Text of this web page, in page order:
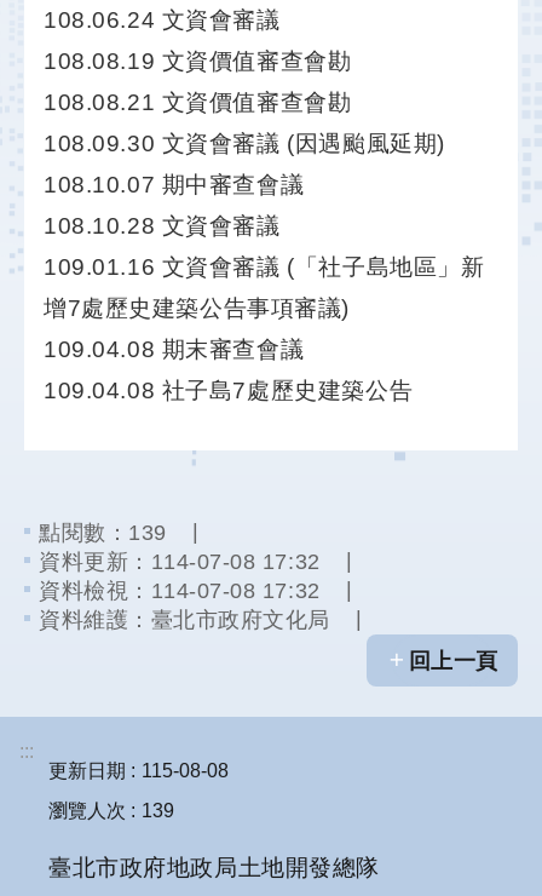
區
明
日
社
島
FB
陳
情
統
網
站
導
覽
頁
108.06.24 文資會審議
108.08.19 文資價值審查會勘
108.08.21 文資價值審查會勘
108.09.30 文資會審議 (因遇颱風延期)
108.10.07 期中審查會議
108.10.28 文資會審議
109.01.16 文資會審議 (「社子島地區」新
增7處歷史建築公告事項審議)
109.04.08 期末審查會議
109.04.08 社子島7處歷史建築公告
點閱數： 139
資料更新：114-07-08 17:32
資料檢視：114-07-08 17:32
資料維護：臺北市政府文化局
回上一頁
:::
更新日期
115-08-08
瀏覽人次
139
臺北市政府地政局土地開發總隊